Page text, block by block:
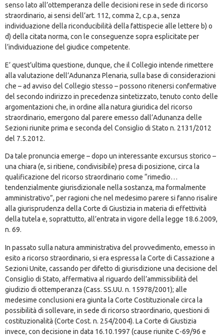
senso lato all’ottemperanza delle decisioni rese in sede di ricorso
straordinario, ai sensi dell’art. 112, comma 2, c.p.a., senza
individuazione della riconducibilità della fattispecie alle lettere b) o
d) della citata norma, con le conseguenze sopra esplicitate per
l’individuazione del giudice competente.
E’ quest’ultima questione, dunque, che il Collegio intende rimettere
alla valutazione dell’Adunanza Plenaria, sulla base di considerazioni
che – ad avviso del Collegio stesso – possono ritenersi confermative
del secondo indirizzo in precedenza sintetizzato, tenuto conto delle
argomentazioni che, in ordine alla natura giuridica del ricorso
straordinario, emergono dal parere emesso dall’Adunanza delle
Sezioni riunite prima e seconda del Consiglio di Stato n. 2131/2012
del 7.5.2012.
Da tale pronuncia emerge – dopo un interessante excursus storico –
una chiara (e, si ritiene, condivisibile) presa di posizione, circa la
qualificazione del ricorso straordinario come “rimedio…
tendenzialmente giurisdizionale nella sostanza, ma formalmente
amministrativo”, per ragioni che nel medesimo parere si fanno risalire
alla giurisprudenza della Corte di Giustizia in materia di effettività
della tutela e, soprattutto, all’entrata in vigore della legge 18.6.2009,
n. 69.
In passato sulla natura amministrativa del provvedimento, emesso in
esito a ricorso straordinario, si era espressa la Corte di Cassazione a
Sezioni Unite, cassando per difetto di giurisdizione una decisione del
Consiglio di Stato, affermativa al riguardo dell’ammissibilità del
giudizio di ottemperanza (Cass. SS.UU. n. 15978/2001); alle
medesime conclusioni era giunta la Corte Costituzionale circa la
possibilità di sollevare, in sede di ricorso straordinario, questioni di
costituzionalità (Corte Cost. n. 254/2004). La Corte di Giustizia
invece, con decisione in data 16.10.1997 (cause riunite C-69/96 e